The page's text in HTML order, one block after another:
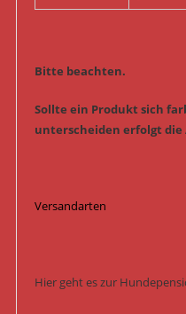
Bitte beachten.
Sollte ein Produkt sich
unterscheiden erfolgt die
Versandarten
Hier geht es zur